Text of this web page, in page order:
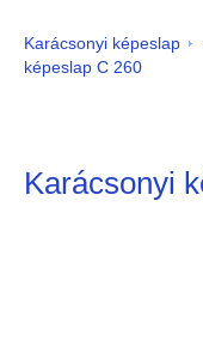
Karácsonyi képeslap
képeslap C 260
Karácsonyi